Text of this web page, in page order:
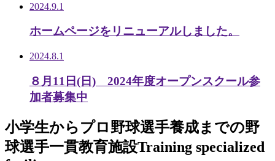
2024.9.1
ホームページをリニューアルしました。
2024.8.1
８月11日(日) 2024年度オープンスクール参
加者募集中
小学生からプロ野球選手養成までの野
球選手一貫教育施設Training specialized